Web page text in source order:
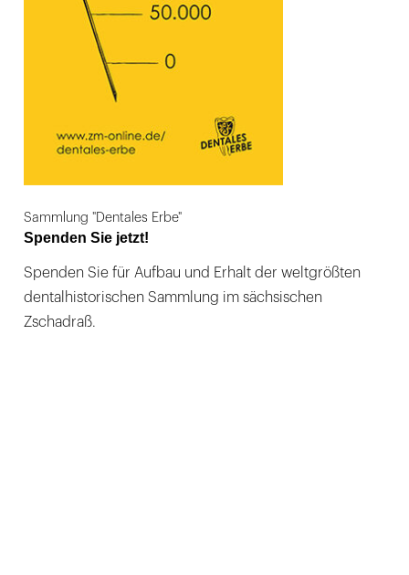
Sammlung "Dentales Erbe"
Spenden Sie jetzt!
Spenden Sie für Aufbau und Erhalt der weltgrößten
dentalhistorischen Sammlung im sächsischen
Zschadraß.